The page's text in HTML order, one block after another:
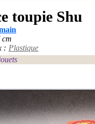
toupie Shu
cm
: Plastique